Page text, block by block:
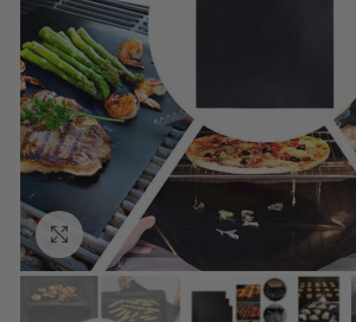
Vaata suuremalt